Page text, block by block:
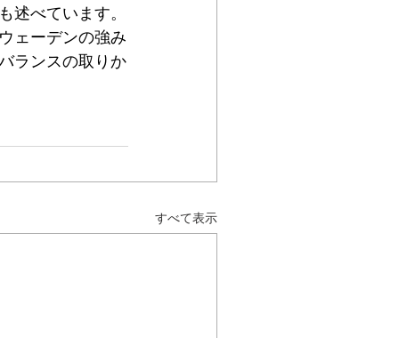
述べています。
ェーデンの強み
ランスの取りか
すべて表示